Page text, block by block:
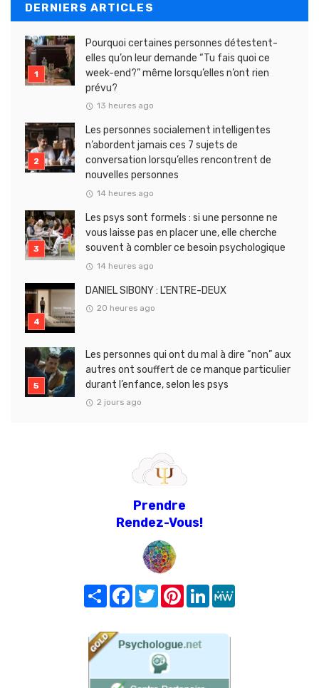
DERNIERS ARTICLES
Pourquoi certaines personnes détestent-
elles qu’on leur demande “Tu fais quoi ce
week-end?” même lorsqu’elles n’ont rien
prévu?
13 heures ago
Les personnes socialement intelligentes
n’abordent jamais ces 7 sujets de
conversation lorsqu’elles rencontrent de
nouvelles personnes
14 heures ago
Les psys sont formels : si une personne ne
vous laisse pas en placer une, elle cherche
souvent à combler ce besoin psychologique
14 heures ago
DANIEL SIBONY : L’ENTRE-DEUX
20 heures ago
Les personnes qui ont du mal à dire “non” aux
autres ont souffert de ce manque particulier
durant l’enfance, selon les psys
2 jours ago
Prendre
Rendez-Vous!
Share FacebookTwitterPinterest
LinkedIn